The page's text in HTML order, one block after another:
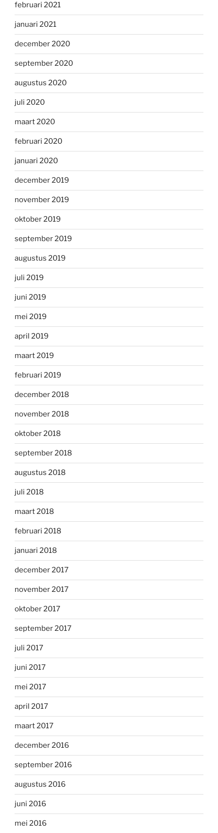
februari 2021
januari 2021
december 2020
september 2020
augustus 2020
juli 2020
maart 2020
februari 2020
januari 2020
december 2019
november 2019
oktober 2019
september 2019
augustus 2019
juli 2019
juni 2019
mei 2019
april 2019
maart 2019
februari 2019
december 2018
november 2018
oktober 2018
september 2018
augustus 2018
juli 2018
maart 2018
februari 2018
januari 2018
december 2017
november 2017
oktober 2017
september 2017
juli 2017
juni 2017
mei 2017
april 2017
maart 2017
december 2016
september 2016
augustus 2016
juni 2016
mei 2016